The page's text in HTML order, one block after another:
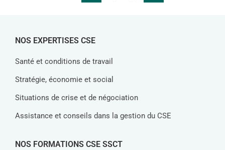
NOS EXPERTISES CSE
Santé et conditions de travail
Stratégie, économie et social
Situations de crise et de négociation
Assistance et conseils dans la gestion du CSE
NOS FORMATIONS CSE SSCT